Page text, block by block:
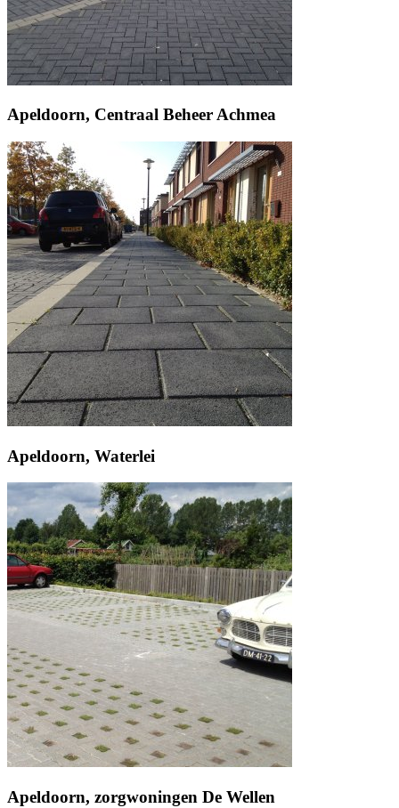
Apeldoorn, Centraal Beheer Achmea
Apeldoorn, Waterlei
Apeldoorn, zorgwoningen De Wellen